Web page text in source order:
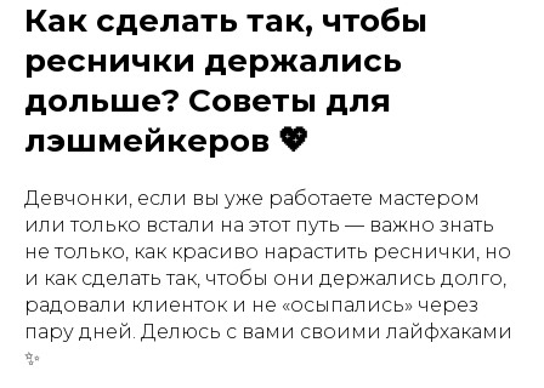
Как сделать так, чтобы
реснички держались
дольше? Советы для
лэшмейкеров 💖
Девчонки, если вы уже работаете мастером
или только встали на этот путь — важно знать
не только, как красиво нарастить реснички, но
и как сделать так, чтобы они держались долго,
радовали клиенток и не «осыпались» через
пару дней. Делюсь с вами своими лайфхаками
✨